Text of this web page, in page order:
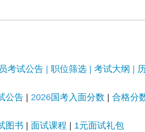
考试公告 职位筛选 考试大纲
公告 2026国考入面分数 合格分
图书 面试课程 1元面试礼包